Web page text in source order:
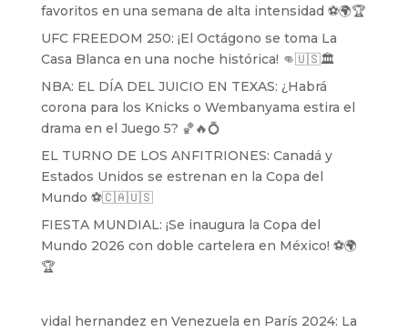
favoritos en una semana de alta intensidad ⚽️🌍🏆
UFC FREEDOM 250: ¡El Octágono se toma La
Casa Blanca en una noche histórica! 👊🇺🇸🏛️
NBA: EL DÍA DEL JUICIO EN TEXAS: ¿Habrá
corona para los Knicks o Wembanyama estira el
drama en el Juego 5? 🏀🔥💍
EL TURNO DE LOS ANFITRIONES: Canadá y
Estados Unidos se estrenan en la Copa del
Mundo ⚽️🇨🇦🇺🇸
FIESTA MUNDIAL: ¡Se inaugura la Copa del
Mundo 2026 con doble cartelera en México! ⚽️🌍
🏆
vidal hernandez en Venezuela en París 2024: La